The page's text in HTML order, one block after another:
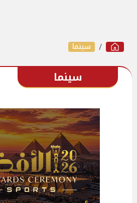
سينما
سينما